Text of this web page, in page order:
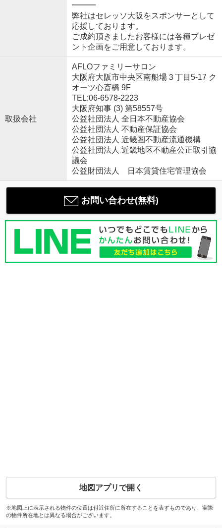
━━━
弊社はセレッソ大阪をスポンサーとして
応援しております。
ご成約頂きましたお客様には各種プレゼ
ント企画をご用意しております。
取扱会社
AFLOファミリーサロン
大阪府大阪市中央区南船場３丁目5-17 ク
オーツ心斎橋 9F
TEL:06-6578-2223
大阪府知事 (3) 第58557号
公益社団法人 全日本不動産協会
公益社団法人 不動産保証協会
公益社団法人 近畿圏不動産流通機構
公益社団法人 近畿地区不動産公正取引協
議会
公益財団法人 日本賃貸住宅管理協会
お問い合わせ(無料)
地図アプリで開く
※地図上に表示される物件の位置は付近住所に所在することを表すものであり、実際
の物件所在地とは異なる場合がございます。